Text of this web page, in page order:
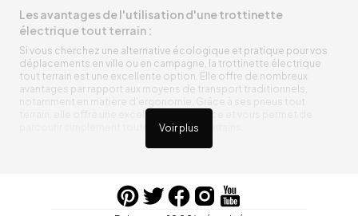
Voir plus
Les avantages de l'utilisation d'une trottinette
électrique tout terrain :
Si vous cherchez une alternative écologique et pratique pour vos
déplacements en ville ou en campagne, la trottinette électrique
tout terrain est une excellente option. Elle offre de nombreux
avantages par rapport aux moyens de transport traditionnels,
notamment en matière d'ergonomie. Grâce à ses pneus tout
terrain, elle offre une excellente adhérence et vous permet de
parcourir simplement toutes sortes de terrains.
Trottinette électrique tout terrain ergonomique
entre vos trajets, vous n’aurez pas à vous soucier de l’état de sa
batterie. De plus, elle est équipée de pneus résistants qui peuvent